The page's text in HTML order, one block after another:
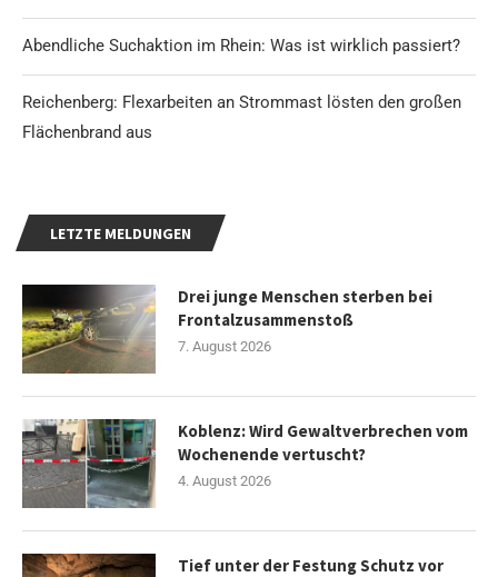
Abendliche Suchaktion im Rhein: Was ist wirklich passiert?
Reichenberg: Flexarbeiten an Strommast lösten den großen
Flächenbrand aus
LETZTE MELDUNGEN
Drei junge Menschen sterben bei
Frontalzusammenstoß
7. August 2026
Koblenz: Wird Gewaltverbrechen vom
Wochenende vertuscht?
4. August 2026
Tief unter der Festung Schutz vor